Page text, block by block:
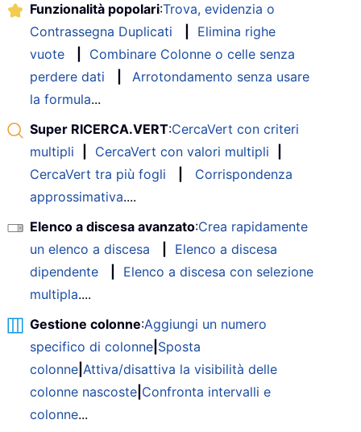
Funzionalità popolari:Trova, evidenzia o
Contrassegna Duplicati
Elimina righe
vuote
Combinare Colonne o celle senza
perdere dati
Arrotondamento senza usare
la formula...
Super RICERCA.VERT:CercaVert con criteri
multipli
CercaVert con valori multipli
CercaVert tra più fogli
Corrispondenza
approssimativa....
Elenco a discesa avanzato:Crea rapidamente
un elenco a discesa
Elenco a discesa
dipendente
Elenco a discesa con selezione
multipla....
Gestione colonne:Aggiungi un numero
specifico di colonne Sposta
colonne Attiva/disattiva la visibilità delle
colonne nascoste Confronta intervalli e
colonne...